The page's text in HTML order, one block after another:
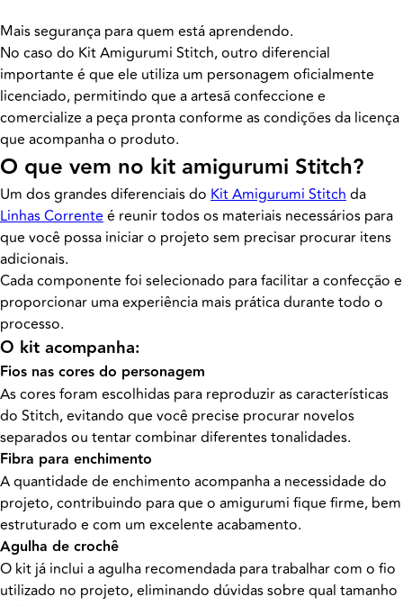
Mais segurança para quem está aprendendo.
No caso do Kit Amigurumi Stitch, outro diferencial
importante é que ele utiliza um personagem oficialmente
licenciado, permitindo que a artesã confeccione e
comercialize a peça pronta conforme as condições da licença
que acompanha o produto.
O que vem no kit amigurumi Stitch?
Um dos grandes diferenciais do Kit Amigurumi Stitchda
Linhas Correnteé reunir todos os materiais necessários para
que você possa iniciar o projeto sem precisar procurar itens
adicionais.
Cada componente foi selecionado para facilitar a confecção e
proporcionar uma experiência mais prática durante todo o
processo.
O kit acompanha:
Fios nas cores do personagem
As cores foram escolhidas para reproduzir as características
do Stitch, evitando que você precise procurar novelos
separados ou tentar combinar diferentes tonalidades.
Fibra para enchimento
A quantidade de enchimento acompanha a necessidade do
projeto, contribuindo para que o amigurumi fique firme, bem
estruturado e com um excelente acabamento.
Agulha de crochê
O kit já inclui a agulha recomendada para trabalhar com o fio
utilizado no projeto, eliminando dúvidas sobre qual tamanho